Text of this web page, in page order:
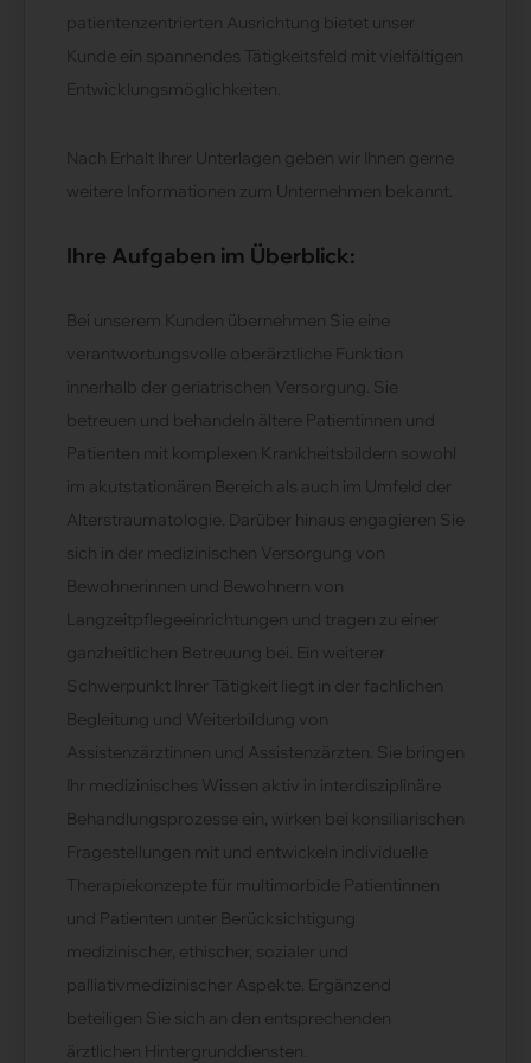
patientenzentrierten Ausrichtung bietet unser
Kunde ein spannendes Tätigkeitsfeld mit vielfältigen
Entwicklungsmöglichkeiten.
Nach Erhalt Ihrer Unterlagen geben wir Ihnen gerne
weitere Informationen zum Unternehmen bekannt.
Ihre Aufgaben im Überblick:
Bei unserem Kunden übernehmen Sie eine
verantwortungsvolle oberärztliche Funktion
innerhalb der geriatrischen Versorgung. Sie
betreuen und behandeln ältere Patientinnen und
Patienten mit komplexen Krankheitsbildern sowohl
im akutstationären Bereich als auch im Umfeld der
Alterstraumatologie. Darüber hinaus engagieren Sie
sich in der medizinischen Versorgung von
Bewohnerinnen und Bewohnern von
Langzeitpflegeeinrichtungen und tragen zu einer
ganzheitlichen Betreuung bei. Ein weiterer
Schwerpunkt Ihrer Tätigkeit liegt in der fachlichen
Begleitung und Weiterbildung von
Assistenzärztinnen und Assistenzärzten. Sie bringen
Ihr medizinisches Wissen aktiv in interdisziplinäre
Behandlungsprozesse ein, wirken bei konsiliarischen
Fragestellungen mit und entwickeln individuelle
Therapiekonzepte für multimorbide Patientinnen
und Patienten unter Berücksichtigung
medizinischer, ethischer, sozialer und
palliativmedizinischer Aspekte. Ergänzend
beteiligen Sie sich an den entsprechenden
ärztlichen Hintergrunddiensten.